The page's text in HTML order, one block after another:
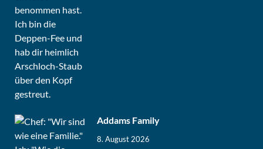
Addams Family
8. August 2026